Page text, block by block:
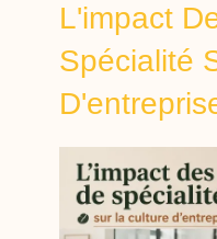
L'impact
Spécialité